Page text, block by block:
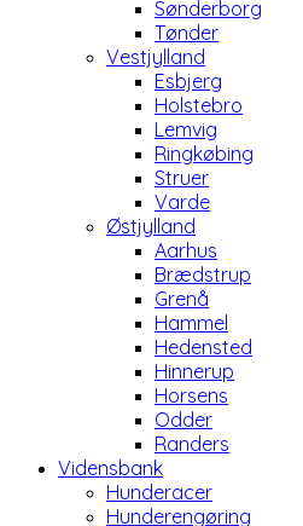
Sønderborg
Tønder
Vestjylland
Esbjerg
Holstebro
Lemvig
Ringkøbing
Struer
Varde
Østjylland
Aarhus
Brædstrup
Grenå
Hammel
Hedensted
Hinnerup
Horsens
Odder
Randers
Vidensbank
Hunderacer
Hunderengøring